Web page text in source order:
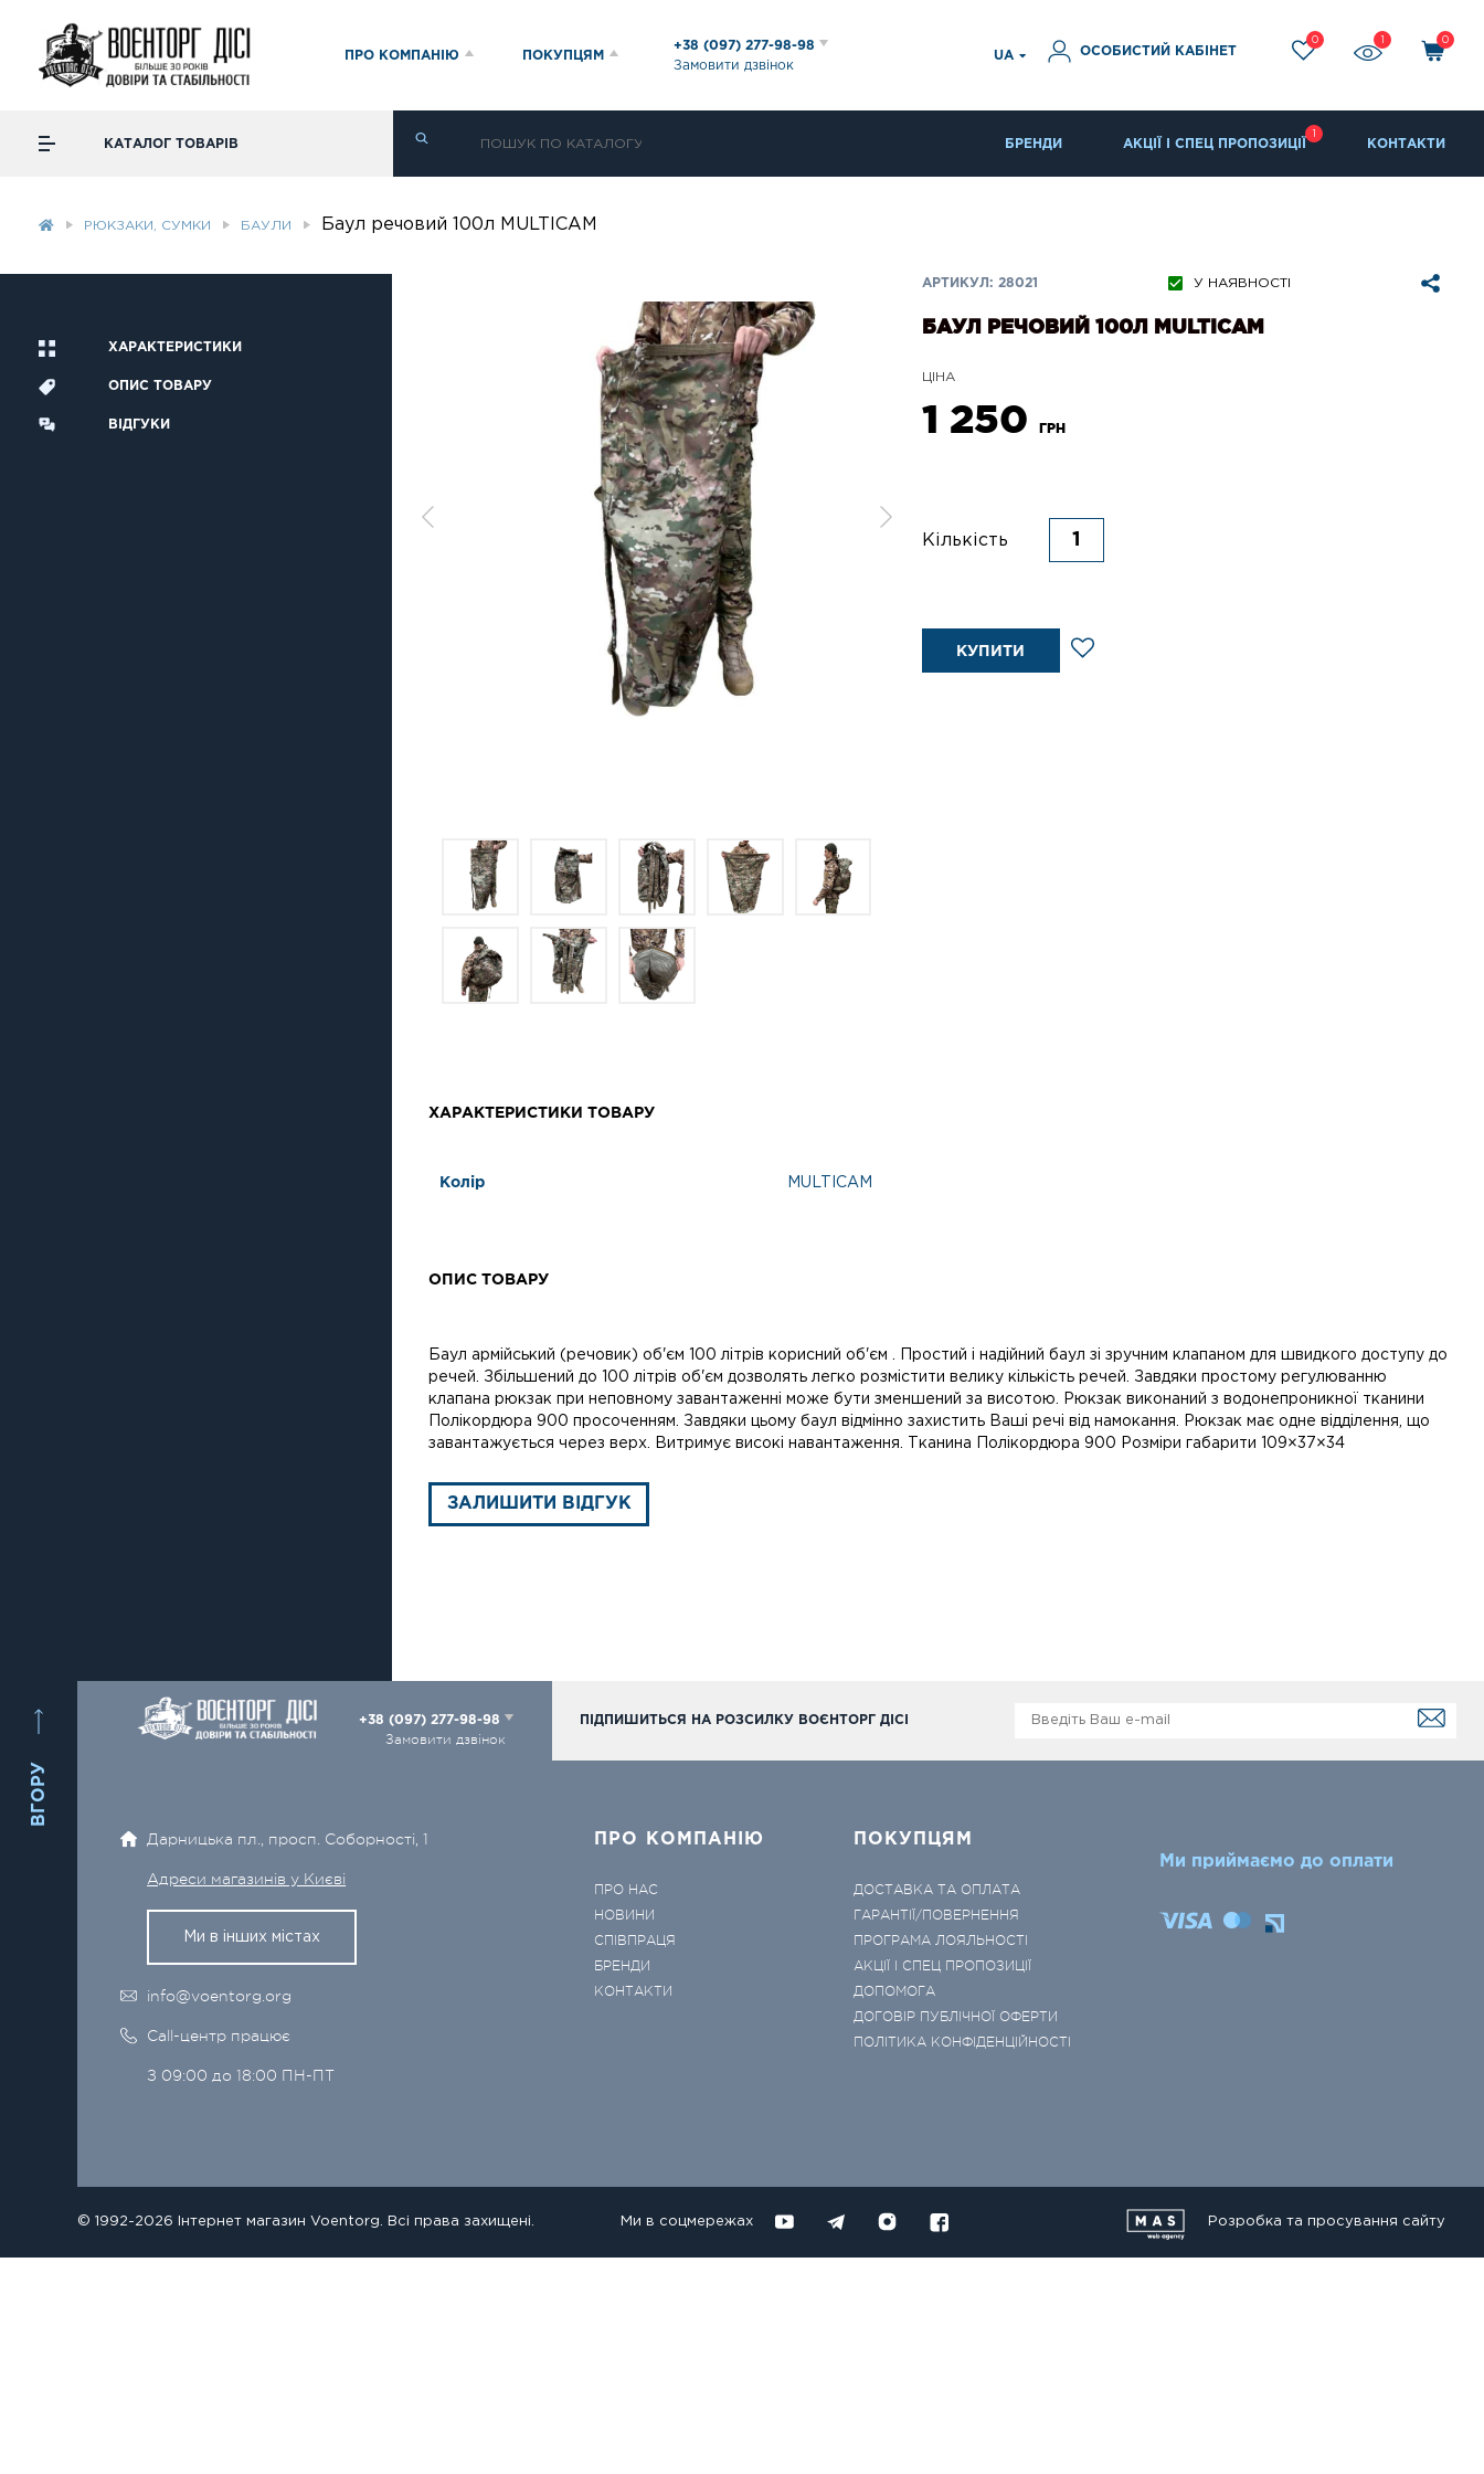
ПРО КОМПАНІЮ ПОКУПЦЯМ
+38 (097) 277-98-98
Замовити дзвінок
UA ОСОБИСТИЙ КАБІНЕТ
0 0
КАТАЛОГ ТОВАРІВ БРЕНДИ АКЦІЇ І СПЕЦ ПРОПОЗИЦІЇ КОНТАКТИ
РЮКЗАКИ, СУМКИ БАУЛИ Баул речовий 100л MULTICAM
ХАРАКТЕРИСТИКИ
ОПИС ТОВАРУ
ВІДГУКИ
АРТИКУЛ: 28021 У НАЯВНОСТІ
БАУЛ РЕЧОВИЙ 100Л MULTICAM
ЦІНА
1 250 ГРН
Кількість
КУПИТИ
ХАРАКТЕРИСТИКИ ТОВАРУ
Колір MULTICAM
ОПИС ТОВАРУ
Баул армійський (речовик) об'єм 100 літрів корисний об'єм . Простий і надійний баул зі зручним клапаном для швидкого доступу до
речей. Збільшений до 100 літрів об'єм дозволять легко розмістити велику кількість речей. Завдяки простому регулюванню
клапана рюкзак при неповному завантаженні може бути зменшений за висотою. Рюкзак виконаний з водонепроникної тканини
Полікордюра 900 просоченням. Завдяки цьому баул відмінно захистить Ваші речі від намокання. Рюкзак має одне відділення, що
завантажується через верх. Витримує високі навантаження. Тканина Полікордюра 900 Розміри габарити 109×37×34
ЗАЛИШИТИ ВІДГУК
ВГОРУ
+38 (097) 277-98-98
Замовити дзвінок
ПІДПИШИТЬСЯ НА РОЗСИЛКУ ВОЄНТОРГ ДІСІ
Дарницька пл., просп. Соборності, 1
Адреси магазинів у Києві
Ми в інших містах
info@voentorg.org
Call-центр працює
З 09:00 до 18:00 ПН-ПТ
ПРО КОМПАНІЮ
ПРО НАС
НОВИНИ
СПІВПРАЦЯ
БРЕНДИ
КОНТАКТИ
ПОКУПЦЯМ
ДОСТАВКА ТА ОПЛАТА
ГАРАНТІЇ/ПОВЕРНЕННЯ
ПРОГРАМА ЛОЯЛЬНОСТІ
АКЦІЇ І СПЕЦ ПРОПОЗИЦІЇ
ДОПОМОГА
ДОГОВІР ПУБЛІЧНОЇ ОФЕРТИ
ПОЛІТИКА КОНФІДЕНЦІЙНОСТІ
Ми приймаємо до оплати
© 1992-2026 Інтернет магазин Voentorg. Всі права захищені. Ми в соцмережах Розробка та просування сайту